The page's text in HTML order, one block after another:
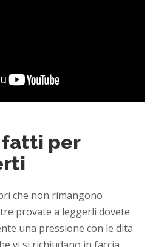
fatti per
che non rimangono
provate a leggerli dovete
una pressione con le dita